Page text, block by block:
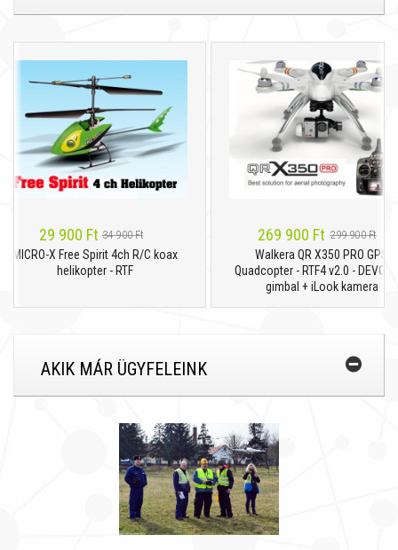
29 900 Ft 34 900 Ft
MICRO-X Free Spirit 4ch R/C koax
helikopter - RTF
269 900 Ft 299 900 Ft
Walkera QR X350 PRO GPS
Quadcopter - RTF4 v2.0 - DEVO F7 +
gimbal + iLook kamera
AKIK MÁR ÜGYFELEINK